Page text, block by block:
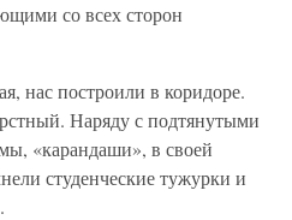
со всех сторон
нас построили в коридоре.
Наряду с подтянутыми
«карандаши», в своей
студенческие тужурки и